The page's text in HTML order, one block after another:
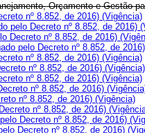
Orçamento e Gestão
nº 8.852, de 2016) (Vigência)
pelo Decreto nº 8.852, de 2016)
Decreto nº 8.852, de 2016)
pelo Decreto nº 8.852, de 2016)
nº 8.852, de 2016) (Vigência)
nº 8.852, de 2016) (Vigência)
nº 8.852, de 2016) (Vigência)
nº 8.852, de 2016)
nº 8.852, de 2016) (Vigência)
nº 8.852, de 2016)
Decreto nº 8.852, de 2016)
Decreto nº 8.852, de 2016)